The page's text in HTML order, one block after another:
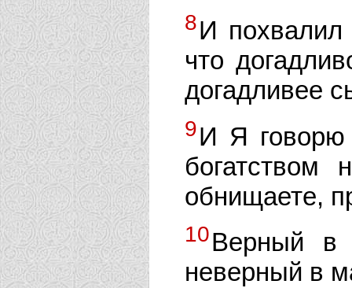
8И похвалил
что
догадливее
9И Я говорю
богатством
обнищаете,
10Верный в
неверный в